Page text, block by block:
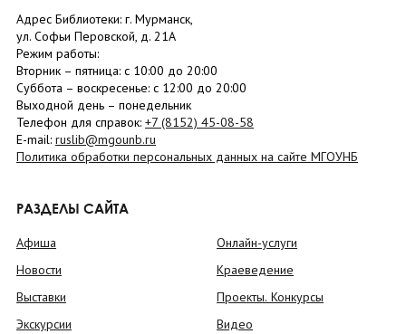
Адрес Библиотеки: г. Мурманск,
ул. Софьи Перовской, д. 21А
Режим работы:
Вторник – пятница: с 10:00 до 20:00
Суббота – воскресенье: c 12:00 до 20:00
Выходной день – понедельник
Телефон для справок: +7 (8152) 45-08-58
E-mail: ruslib@mgounb.ru
Политика обработки персональных данных на сайте МГОУНБ
РАЗДЕЛЫ САЙТА
Афиша
Новости
Выставки
Экскурсии
Онлайн-услуги
Краеведение
Проекты. Конкурсы
Видео